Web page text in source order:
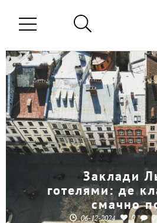
Заклади
готелями: де
смачно
06-12-2024 0 0